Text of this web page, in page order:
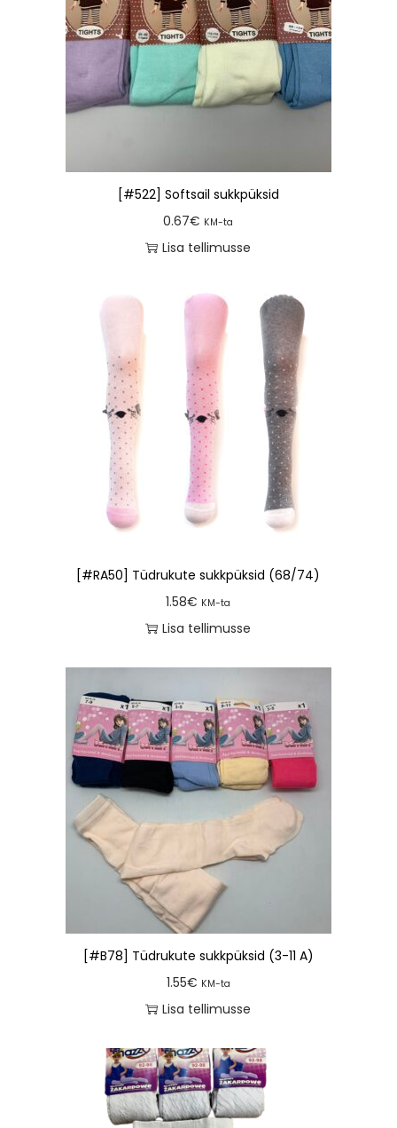
[#522] Softsail sukkpüksid
0.67€ KM-ta
Lisa tellimusse
[#RA50] Tüdrukute sukkpüksid (68/74)
1.58€ KM-ta
Lisa tellimusse
[#B78] Tüdrukute sukkpüksid (3-11 A)
1.55€ KM-ta
Lisa tellimusse